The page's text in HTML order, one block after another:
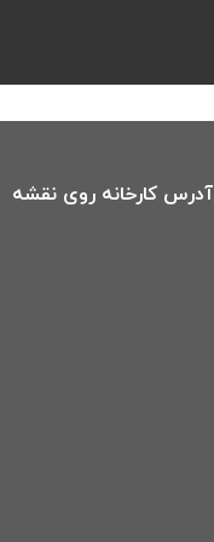
آدرس کارخانه روی نقشه